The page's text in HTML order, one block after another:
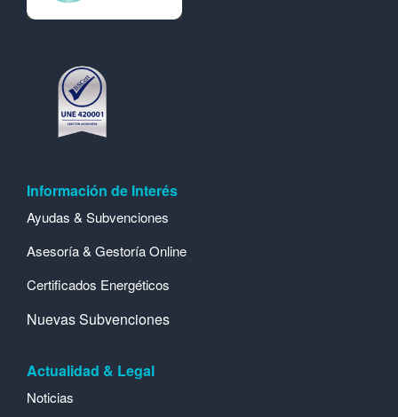
Información de Interés
Ayudas & Subvenciones
Asesoría & Gestoría Online
Certificados Energéticos
Nuevas Subvenciones
Actualidad & Legal
Noticias